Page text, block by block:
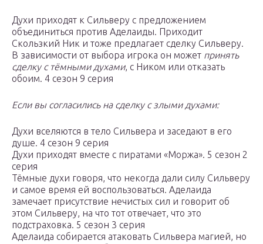
Духи приходят к Сильверу с предложением
объединиться против Аделаиды. Приходит
Скользкий Ник и тоже предлагает сделку Сильверу.
В зависимости от выбора игрока он может принять
сделку с тёмными духами, с Ником или отказать
обоим. 4 сезон 9 серия
Если вы согласились на сделку с злыми духами:
Духи вселяются в тело Сильвера и заседают в его
душе. 4 сезон 9 серия
Духи приходят вместе с пиратами «Моржа». 5 сезон 2
серия
Тёмные духи говоря, что некогда дали силу Сильверу
и самое время ей воспользоваться. Аделаида
замечает присутствие нечистых сил и говорит об
этом Сильверу, на что тот отвечает, что это
подстраховка. 5 сезон 3 серия
Аделаида собирается атаковать Сильвера магией, но